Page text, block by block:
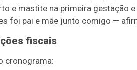
e mastite na primeira gestação
foi pai e mãe junto comigo —
fiscais
cronograma: